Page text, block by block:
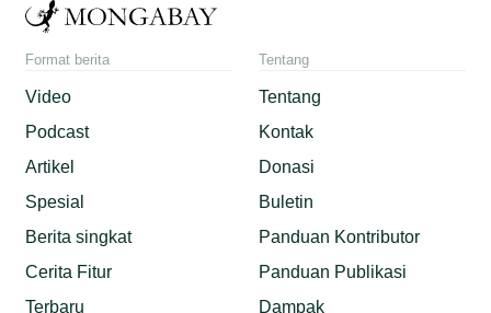
Format berita
Video
Podcast
Artikel
Spesial
Berita singkat
Cerita Fitur
Terbaru
Tentang
Tentang
Kontak
Donasi
Buletin
Panduan Kontributor
Panduan Publikasi
Dampak